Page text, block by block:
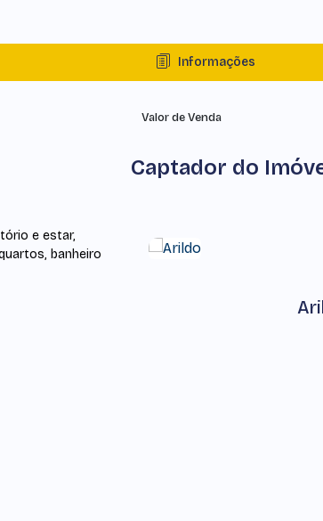
Informações
e estar,
banheiro
Valor de Venda
Captador do